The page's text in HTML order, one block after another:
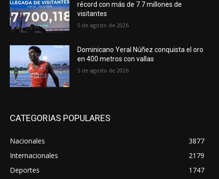
récord con más de 7.7 millones de
visitantes
5 de agosto de 2026
Dominicano Yeral Núñez conquista el oro
en 400 metros con vallas
5 de agosto de 2026
CATEGORIAS POPULARES
Nacionales
3877
Internacionales
2179
Deportes
1747